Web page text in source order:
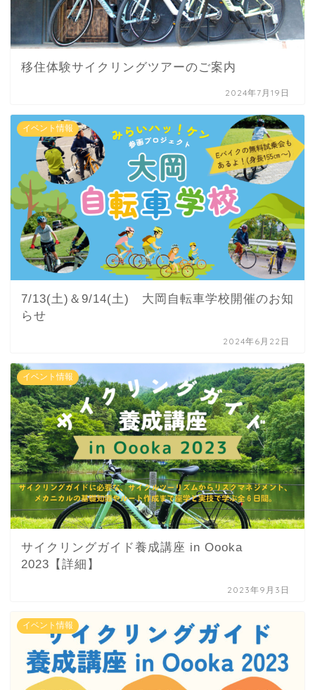
移住体験サイクリングツアーのご案内
2024年7月19日
イベント情報
7/13(土)＆9/14(土) 大岡自転車学校開催のお知
らせ
2024年6月22日
イベント情報
サイクリングガイド養成講座 in Oooka
2023【詳細】
2023年9月3日
イベント情報